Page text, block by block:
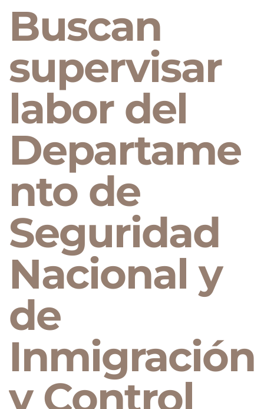
Buscan
supervisar
labor del
Departame
nto de
Seguridad
Nacional y
de
Inmigración
y Control